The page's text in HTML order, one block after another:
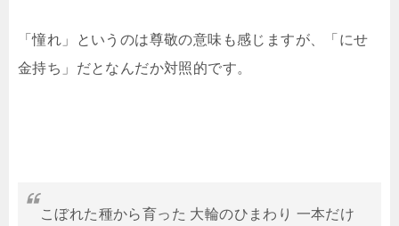
「憧れ」というのは尊敬の意味も感じますが、「にせ
金持ち」だとなんだか対照的です。
こぼれた種から育った 大輪のひまわり 一本だけ